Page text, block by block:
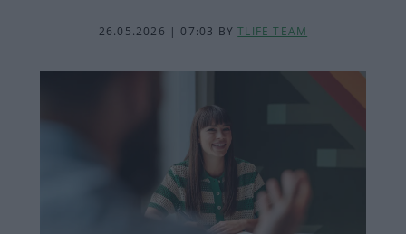
26.05.2026 | 07:03 BYTLIFE TEAM